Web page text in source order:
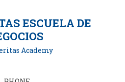
ESCUELA DE
Academy